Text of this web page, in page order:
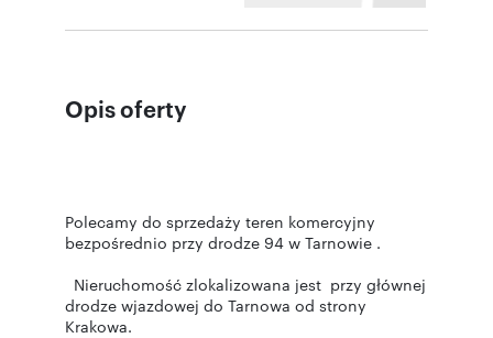
Opis oferty
Polecamy do sprzedaży teren komercyjny
bezpośrednio przy drodze 94 w Tarnowie .
Nieruchomość zlokalizowana jest przy głównej
drodze wjazdowej do Tarnowa od strony
Krakowa.